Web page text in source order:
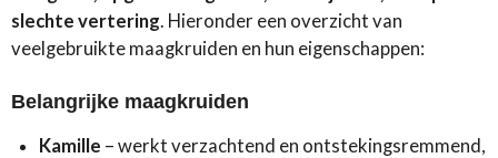
slechte vertering. Hieronder een overzicht van
veelgebruikte maagkruiden en hun eigenschappen:
Belangrijke maagkruiden
Kamille – werkt verzachtend en ontstekingsremmend,